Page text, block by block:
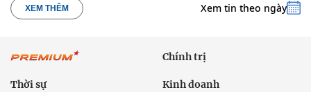
XEM THÊM Xem tin theo ngày
Chính trị
Thời sự Kinh doanh